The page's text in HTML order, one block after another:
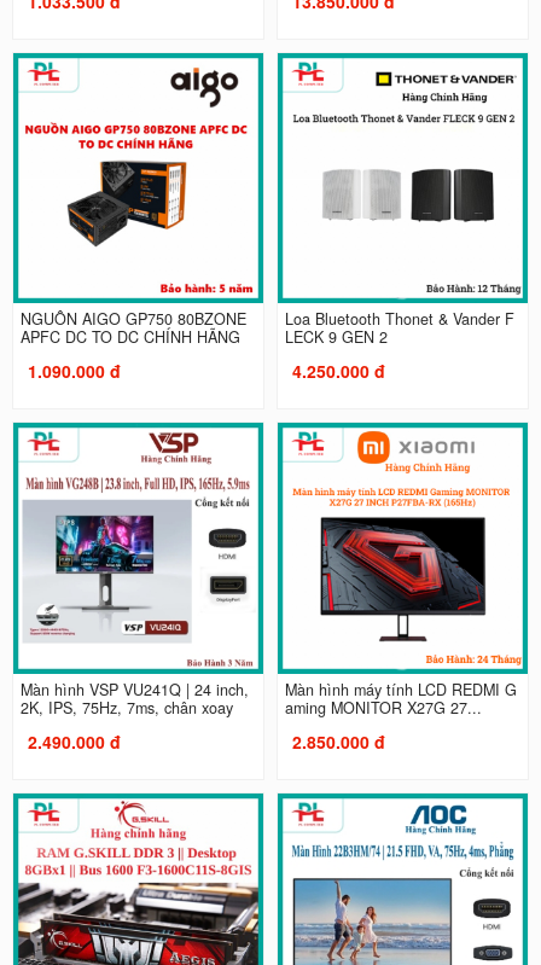
NGUỒN AIGO GP750 80BZONE
APFC DC TO DC CHÍNH HÃNG
1.090.000 đ
Loa Bluetooth Thonet & Vander F
LECK 9 GEN 2
4.250.000 đ
Màn hình VSP VU241Q | 24 inch,
2K, IPS, 75Hz, 7ms, chân xoay
2.490.000 đ
Màn hình máy tính LCD REDMI G
aming MONITOR X27G 27...
2.850.000 đ